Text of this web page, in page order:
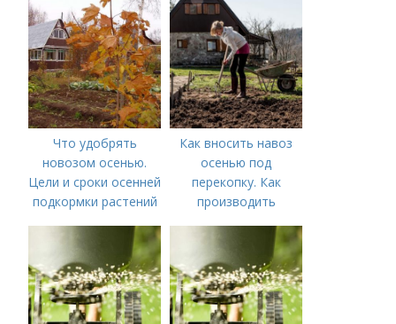
Что удобрять
новозом осенью.
Цели и сроки осенней
подкормки растений
Как вносить навоз
осенью под
перекопку. Как
производить